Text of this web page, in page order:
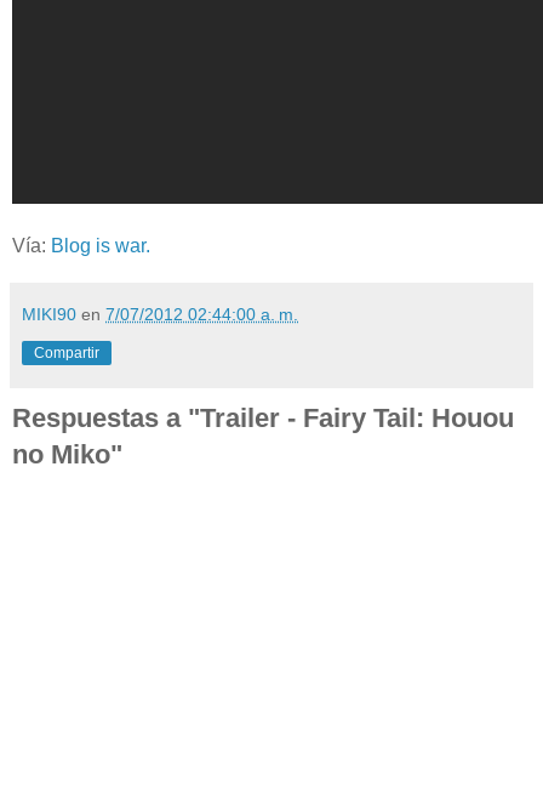
Vía: Blog is war.
MIKI90 en 7/07/2012 02:44:00 a. m.
Compartir
Respuestas a "Trailer - Fairy Tail: Houou
no Miko"